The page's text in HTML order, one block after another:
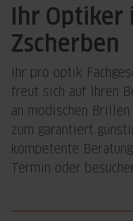
Ihr Optiker
Zscherben
Ihr pro optik
freut sich auf Ihren
an modischen
zum garantiert
kompetente
Termin oder